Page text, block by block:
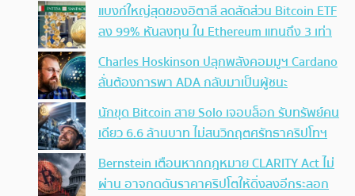
แบงก์ใหญ่สุดของอิตาลี ลดสัดส่วน Bitcoin ETF
ลง 99% หันลงทุน ใน Ethereum แทนถึง 3 เท่า
Charles Hoskinson ปลุกพลังคอมมูฯ Cardano
ลั่นต้องการพา ADA กลับมาเป็นผู้ชนะ
นักขุด Bitcoin สาย Solo เจอบล็อก รับทรัพย์คน
เดียว 6.6 ล้านบาท ไม่สนวิกฤตศรัทธาคริปโทฯ
Bernstein เตือนหากกฎหมาย CLARITY Act ไม่
ผ่าน อาจกดดันราคาคริปโตให้ดิ่งลงอีกระลอก